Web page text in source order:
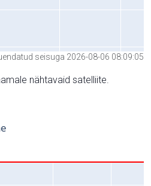
seisuga 2026-08-06 08:09:05
nähtavaid satelliite.